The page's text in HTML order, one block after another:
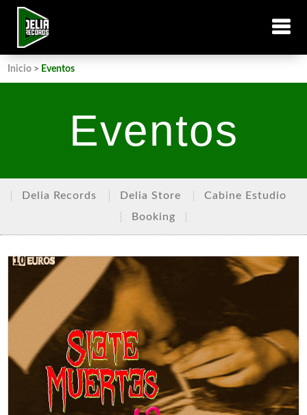
Inicio > Eventos
Eventos
Delia Records Delia Store
Cabine Estudio
Booking